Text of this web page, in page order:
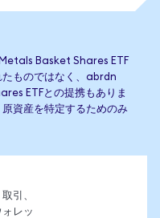
Basket Shares ETF
たものではなく、abrdn
ETFとの提携もありま
資産を特定するためのみ
引、
レッ